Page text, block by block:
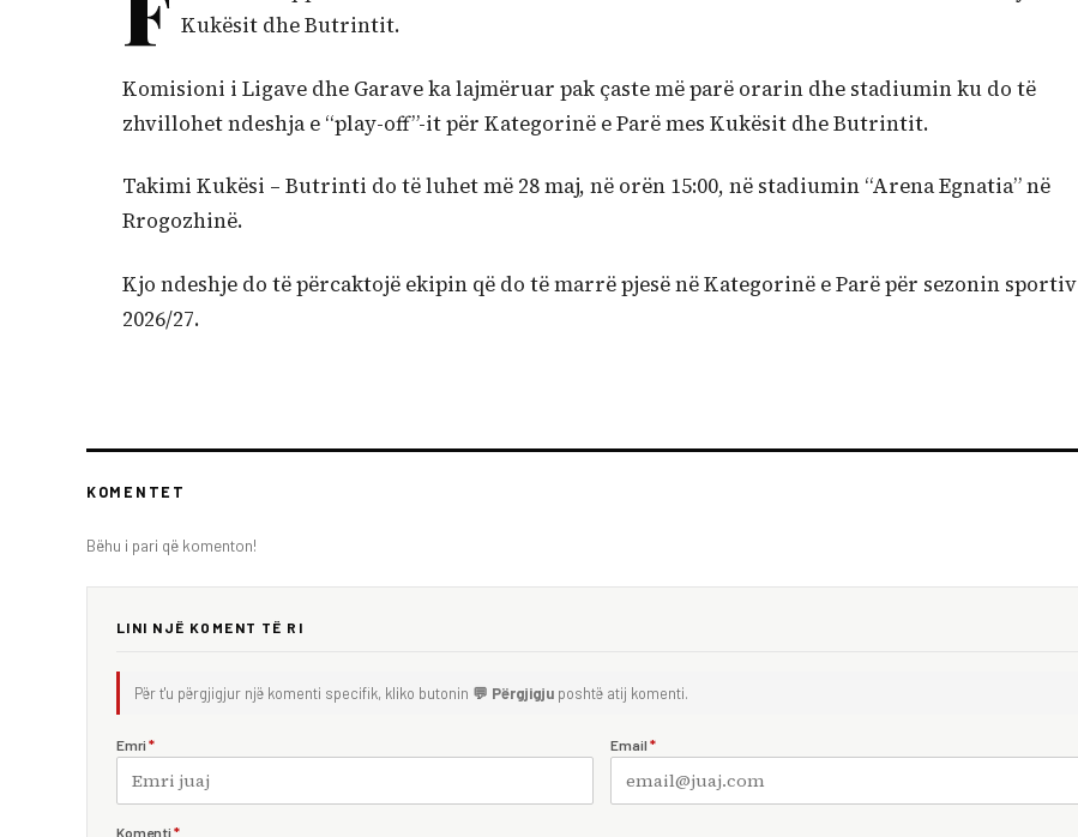
Kukësit dhe Butrintit.
Komisioni i Ligave dhe Garave ka lajmëruar pak çaste më parë orarin dhe stadiumin ku do të
zhvillohet ndeshja e “play-off”-it për Kategorinë e Parë mes Kukësit dhe Butrintit.
Takimi Kukësi – Butrinti do të luhet më 28 maj, në orën 15:00, në stadiumin “Arena Egnatia” në
Rrogozhinë.
Kjo ndeshje do të përcaktojë ekipin që do të marrë pjesë në Kategorinë e Parë për sezonin sportiv
2026/27.
KOMENTET
Bëhu i pari që komenton!
LINI NJË KOMENT TË RI
Për t'u përgjigjur një komenti specifik, kliko butonin 💬 Përgjigju poshtë atij komenti.
Emri * Email *
Komenti *